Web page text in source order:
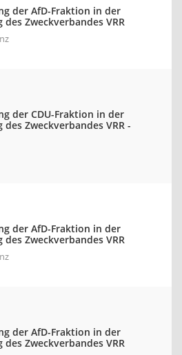
der AfD-Fraktion in der
Zweckverbandes VRR
der CDU-Fraktion in der
Zweckverbandes VRR -
der AfD-Fraktion in der
Zweckverbandes VRR
der AfD-Fraktion in der
Zweckverbandes VRR